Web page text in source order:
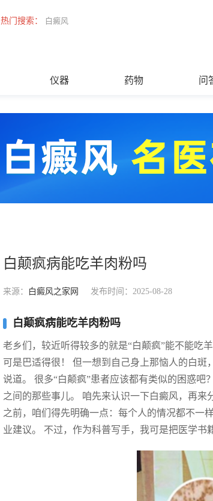
热门搜索： 白癜风
仪器 药物 问
白颠疯病能吃羊肉粉吗
来源： 白癜风之家网 发布时间：2025-08-28
白颠疯病能吃羊肉粉吗
老乡们，较近听得较多的就是“白颠疯”能不能吃
可是巴适得很！ 但一想到自己身上那恼人的白
说道。 很多“白颠疯”患者应该都有类似的困惑
之间的那些事儿。 咱先来认识一下白癜风，再
之前，咱们得先明确一点：每个人的情况都不一
业建议。 不过，作为科普写手，我可是把医学书